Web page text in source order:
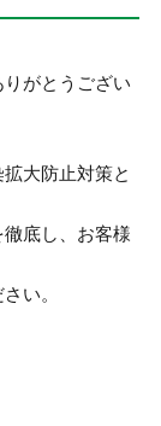
がとうござい
大防止対策と
底し、お客様
い。